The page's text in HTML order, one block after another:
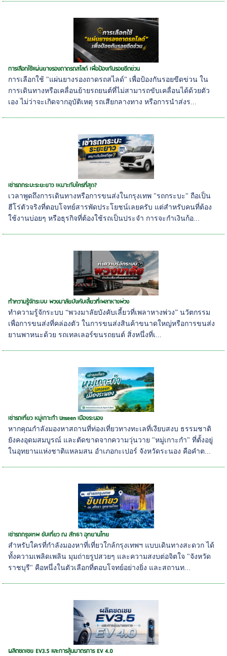
การเลือกใช้แผ่นยางรองถาดรถสไลด์ เพื่อป้องกันรอยขีดข่วน
การเลือกใช้ "แผ่นยางรองถาดรถสไลด์" เพื่อป้องกันรอยขีดข่วน ใน
การเดินทางหรือเคลื่อนย้ายรถยนต์ที่ไม่สามารถขับเคลื่อนได้ด้วยตัว
เอง ไม่ว่าจะเกิดจากอุบัติเหตุ รถเสียกลางทาง หรือการนำส่งร...
เช่ารถกระบะระยะยาว เหมาะกับใครที่สุด?
เวลาพูดถึงการเดินทางหรือการขนส่งในกรุงเทพ "รถกระบะ" ถือเป็น
ฮีโร่ตัวจริงที่ตอบโจทย์สารพัดประโยชน์เลยครับ แต่สำหรับคนที่ต้อง
ใช้งานบ่อยๆ หรือธุรกิจที่ต้องใช้รถเป็นประจำ การจะกำเงินก้อ...
ทำความรู้จักระบบ พวงมาลัยบังคับเลี้ยวที่เพลาหางพ่วง
ทำความรู้จักระบบ “พวงมาลัยบังคับเลี้ยวที่เพลาหางพ่วง” นวัตกรรม
เพื่อการขนส่งที่คล่องตัว ในการขนส่งสินค้าขนาดใหญ่หรือการขนส่ง
ยานพาหนะด้วย รถเทลเลอร์ขนรถยนต์ สิ่งหนึ่งที่เ...
เช่ารถเที่ยว หมู่เกาะกำ Unseen เมืองระนอง
หากคุณกำลังมองหาสถานที่ท่องเที่ยวทางทะเลที่เงียบสงบ ธรรมชาติ
ยังคงอุดมสมบูรณ์ และตัดขาดจากความวุ่นวาย "หมู่เกาะกำ" ที่ตั้งอยู่
ในอุทยานแห่งชาติแหลมสน อำเภอกะเปอร์ จังหวัดระนอง คือคำต...
เช่ารถกรุงเทพ ขับเที่ยว ณ สัทธา อุทยานไทย
สำหรับใครที่กำลังมองหาที่เที่ยวใกล้กรุงเทพฯ แบบเดินทางสะดวก ได้
ทั้งความเพลิดเพลิน มุมถ่ายรูปสวยๆ และความสงบต่อจิตใจ "จังหวัด
ราชบุรี" คือหนึ่งในตัวเลือกที่ตอบโจทย์อย่างยิ่ง และสถานท...
ผลิตชดเชย EV3.5 และการลุ้นมาตรการ EV 4.0